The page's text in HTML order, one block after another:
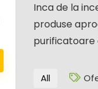
Inca de la
produse
purificatoare
All